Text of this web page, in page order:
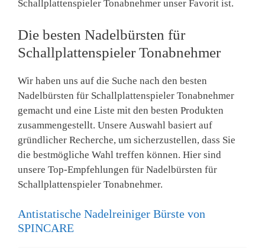
Schallplattenspieler Tonabnehmer unser Favorit ist.
Die besten Nadelbürsten für
Schallplattenspieler Tonabnehmer
Wir haben uns auf die Suche nach den besten
Nadelbürsten für Schallplattenspieler Tonabnehmer
gemacht und eine Liste mit den besten Produkten
zusammengestellt. Unsere Auswahl basiert auf
gründlicher Recherche, um sicherzustellen, dass Sie
die bestmögliche Wahl treffen können. Hier sind
unsere Top-Empfehlungen für Nadelbürsten für
Schallplattenspieler Tonabnehmer.
Antistatische Nadelreiniger Bürste von
SPINCARE